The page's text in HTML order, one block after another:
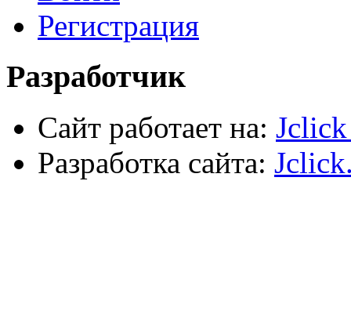
Автомобильный инструмент
Сварочное оборудование
Силовое оборудование
Регистрация
Разработчик
Сайт работает на:
Разработка сайта: